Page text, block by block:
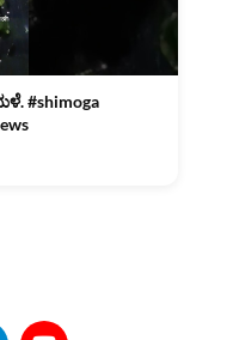
#shimoga